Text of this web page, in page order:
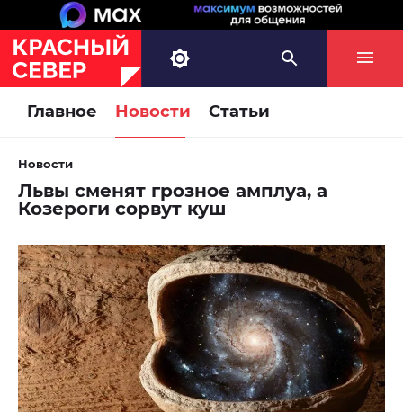
Главное Новости Статьи
Новости
Львы сменят грозное амплуа, а
Козероги сорвут куш